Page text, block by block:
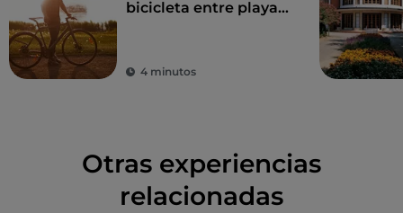
bicicleta entre playas,
4 minutos
Otras experiencias
relacionadas